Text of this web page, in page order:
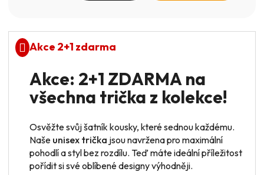
Akce 2+1 zdarma
Akce: 2+1 ZDARMA na
všechna trička z kolekce!
Osvěžte svůj šatník kousky, které sednou každému.
Naše unisex trička jsou navržena pro maximální
pohodlí a styl bez rozdílu. Teď máte ideální příležitost
pořídit si své oblíbené designy výhodněji.